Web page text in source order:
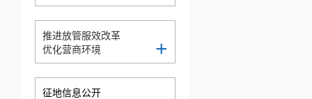
推进放管服效改革
优化营商环境
+
征地信息公开